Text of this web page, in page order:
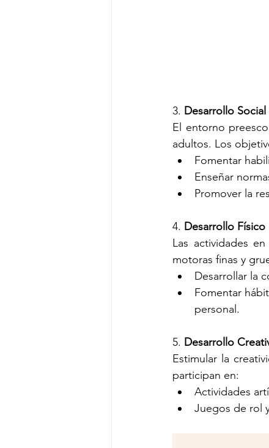
3. Desarrollo Social
El entorno
adultos. Los
Fomentar
Enseñar
Promover la
4. Desarrollo Físico
Las actividades
motoras finas y
Desarrollar la
Fomentar
personal.
5. Desarrollo
Estimular la
participan en:
Actividades
Juegos de rol